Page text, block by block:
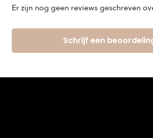
Er zijn nog geen reviews geschreven
Schrijf een